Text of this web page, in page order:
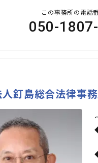
この事務所の電話
050-
釘島総合法律事